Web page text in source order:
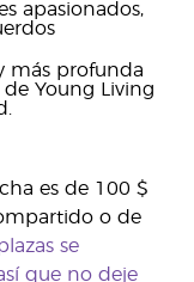
apasionados,
más profunda
Young Living
es de 100 $
o de
plazas se
que no deje